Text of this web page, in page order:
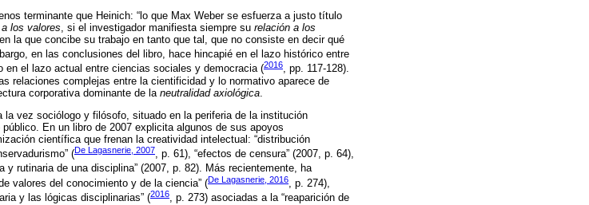
terminante que Heinich: “lo que Max Weber se esfuerza a justo título
los valores , si el investigador manifiesta siempre su relación a los
la que concibe su trabajo en tanto que tal, que no consiste en decir qué
en las conclusiones del libro, hace hincapié en el lazo histórico entre
el lazo actual entre ciencias sociales y democracia (2016, pp. 117-128).
relaciones complejas entre la cientificidad y lo normativo aparece de
corporativa dominante de la neutralidad axiológica
vez sociólogo y filósofo, situado en la periferia de la institución
En un libro de 2007 explicita algunos de sus apoyos
científica que frenan la creatividad intelectual: “distribución
(De Lagasnerie, 2007, p. 61), “efectos de censura” (2007, p. 64),
y rutinaria de una disciplina” (2007, p. 82). Más recientemente, ha
valores del conocimiento y de la ciencia” (De Lagasnerie, 2016, p. 274),
y las lógicas disciplinarias” (2016, p. 273) asociadas a la “reaparición de